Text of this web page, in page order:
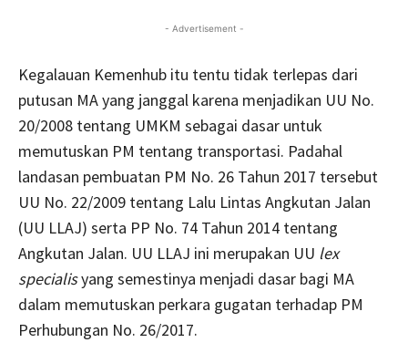
- Advertisement -
Kegalauan Kemenhub itu tentu tidak terlepas dari
putusan MA yang janggal karena menjadikan UU No.
20/2008 tentang UMKM sebagai dasar untuk
memutuskan PM tentang transportasi. Padahal
landasan pembuatan PM No. 26 Tahun 2017 tersebut
UU No. 22/2009 tentang Lalu Lintas Angkutan Jalan
(UU LLAJ) serta PP No. 74 Tahun 2014 tentang
Angkutan Jalan. UU LLAJ ini merupakan UU lex
specialisyang semestinya menjadi dasar bagi MA
dalam memutuskan perkara gugatan terhadap PM
Perhubungan No. 26/2017.